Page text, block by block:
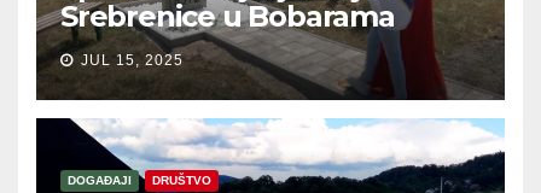
Srebrenice u Bobarama
JUL 15, 2025
DOGAĐAJI DRUŠTVO